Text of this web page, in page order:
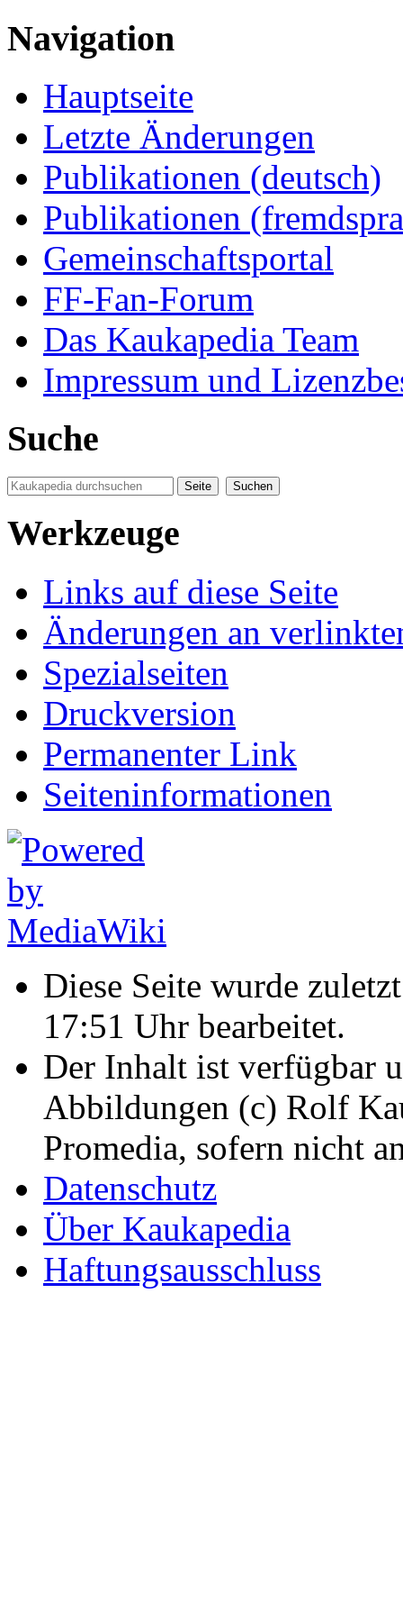
Navigation
Hauptseite
Letzte Änderungen
Publikationen (deutsch)
Publikationen
Gemeinschaftsportal
FF-Fan-Forum
Das Kaukapedia Team
Impressum und
Suche
Werkzeuge
Links auf diese Seite
Änderungen an
Spezialseiten
Druckversion
Permanenter Link
Seiten­informationen
Diese Seite wurde
17:51 Uhr bearbeitet.
Der Inhalt ist verfügbar
Abbildungen (c) Rolf
Promedia, sofern nicht
Datenschutz
Über Kaukapedia
Haftungsausschluss